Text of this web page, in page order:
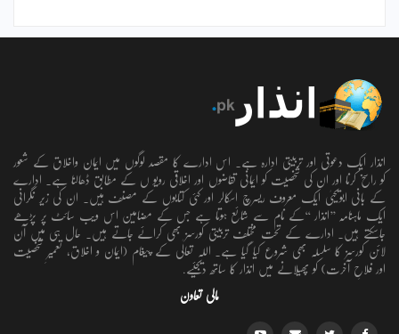
انذار ایک دعوتی اور تربیتی ادارہ ہے۔ اس ادارے کا مقصد لوگوں میں ایمان واخلاق کے شعور
کو راسخ کرنا اور ان کی شخصیت کو ایمانی تقاضوں اور اخلاقی رویو ں کے مطابق ڈھالنا ہے۔ ادارے
کے بانی ابویحییٰ ایک معروف ریسرچ اسکالر اور کئی کتابوں کے مصنف ہیں۔ ان کی زیر نگرانی
ایک ماہنامہ ’’انذار ‘‘کے نام سے شائع ہوتا ہے جس کے مضامین اس ویب سائٹ پر پڑھے
جاسکتے ہیں۔ ادارے کے تحت مختلف تربیتی کورسز بھی کرائے جاتے ہیں۔ حال ہی میں آن
لائن کورسز کا سلسلہ بھی شروع کیا گیا ہے۔ اللہ تعالٰی کے پیغام (ایمان و اخلاق، تعمیرِ شخصیت
اور فلاحِ آخرت) کو پھیلانے میں انذار کا ساتھ دیجئیے.
مالی تعاون